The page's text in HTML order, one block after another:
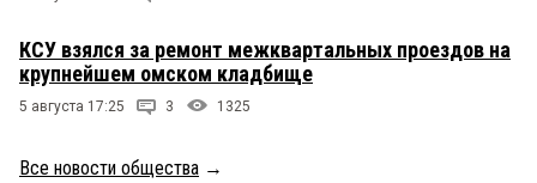
КСУ взялся за ремонт межквартальных проездов на
крупнейшем омском кладбище
5 августа 17:25 3 1325
Все новости общества →